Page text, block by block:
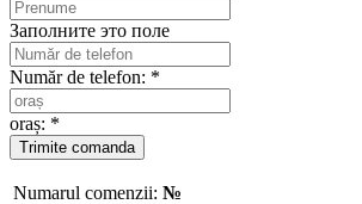
Заполните это поле
Număr de telefon: *
oraș: *
Numarul comenzii: №